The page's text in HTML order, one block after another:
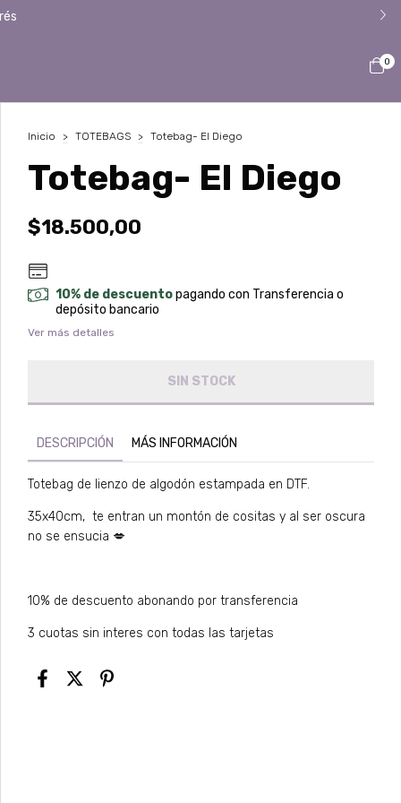
0
Inicio > TOTEBAGS > Totebag- El Diego
Totebag- El Diego
$18.500,00
10% de descuentopagando con Transferencia o
depósito bancario
Ver más detalles
DESCRIPCIÓN MÁS INFORMACIÓN
Totebag de lienzo de algodón estampada en DTF.
35x40cm, te entran un montón de cositas y al ser oscura
no se ensucia 💋
10% de descuento abonando por transferencia
3 cuotas sin interes con todas las tarjetas